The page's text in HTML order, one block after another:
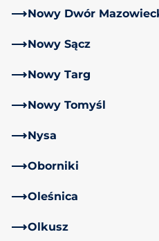
Nowy Dwór
Nowy Sącz
Nowy Targ
Nowy Tomyśl
Nysa
Oborniki
Oleśnica
Olkusz